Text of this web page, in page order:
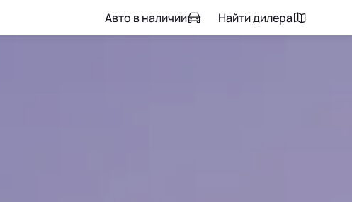
Авто в наличии Найти дилера